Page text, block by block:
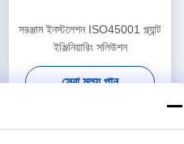
সরঞ্জাম ইনস্টলেশন ISO45001 প্ল্যান্ট
ইঞ্জিনিয়ারিং সলিউশন
সেরা মূল্য পান